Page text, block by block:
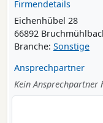
Firmendetails
Eichenhübel 28
66892
Branche: Sonstige
Ansprechpartner
Kein Ansprechpartner